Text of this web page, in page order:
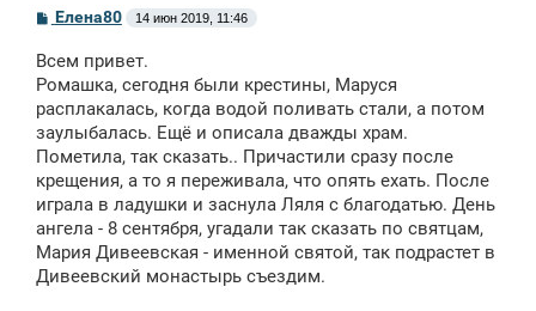
С
б
щ
н
и
Елена80 14 июн 2019, 11:46
Всем привет.
Ромашка, сегодня были крестины, Маруся
расплакалась, когда водой поливать стали, а потом
заулыбалась. Ещё и описала дважды храм.
Пометила, так сказать.. Причастили сразу после
крещения, а то я переживала, что опять ехать. После
играла в ладушки и заснула Ляля с благодатью. День
ангела - 8 сентября, угадали так сказать по святцам,
Мария Дивеевская - именной святой, так подрастет в
Дивеевский монастырь съездим.